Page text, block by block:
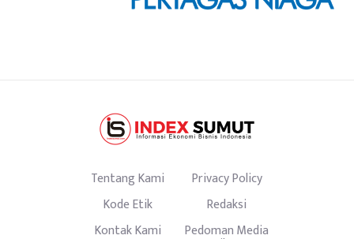
Tentang Kami
Privacy Policy
Kode Etik
Redaksi
Kontak Kami
Pedoman Media